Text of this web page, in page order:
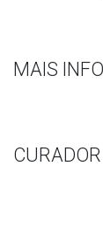
MAIS
CURADOR